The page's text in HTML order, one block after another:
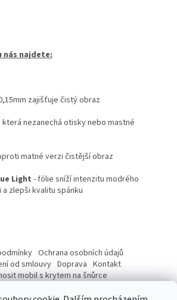
nás najdete:
zajišťuje čistý obraz
nezanechá otisky nebo mastné
matné verzi čistější obraz
Light - fólie sníží intenzitu modrého
zlepši kvalitu spánku
Ochrana osobních údajů
od smlouvy Doprava Kontakt
mobil s krytem na šnůrce